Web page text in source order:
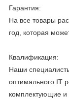
Гарантия:
На все товары
год, которая
Квалификация:
Наши
оптимального IT
комплектующие и